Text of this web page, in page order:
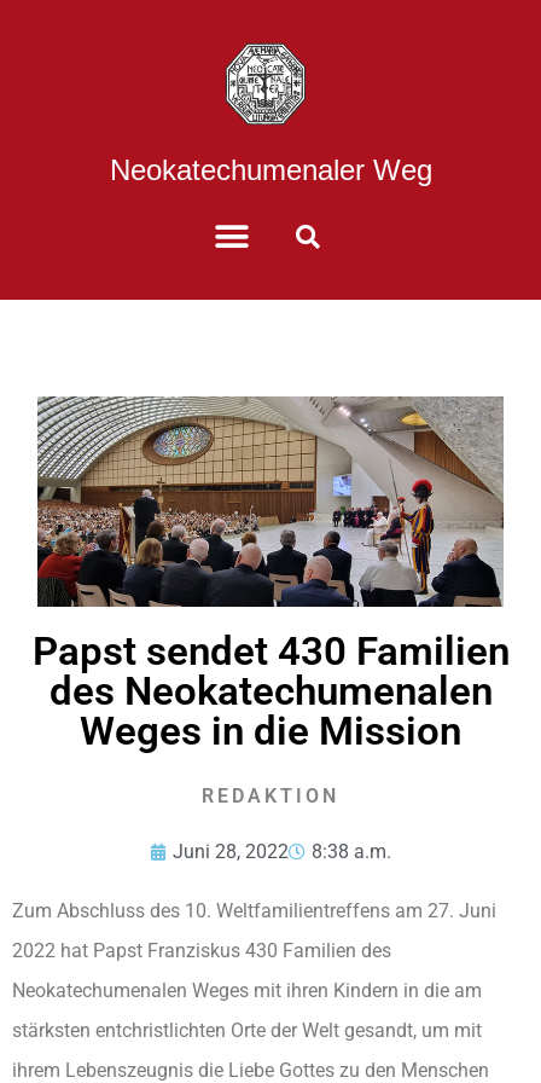
Neokatechumenaler Weg
Papst sendet 430 Familien
des Neokatechumenalen
Weges in die Mission
REDAKTION
Juni 28, 2022 8:38 a.m.
Zum Abschluss des 10. Weltfamilientreffens am 27. Juni
2022 hat Papst Franziskus 430 Familien des
Neokatechumenalen Weges mit ihren Kindern in die am
stärksten entchristlichten Orte der Welt gesandt, um mit
ihrem Lebenszeugnis die Liebe Gottes zu den Menschen